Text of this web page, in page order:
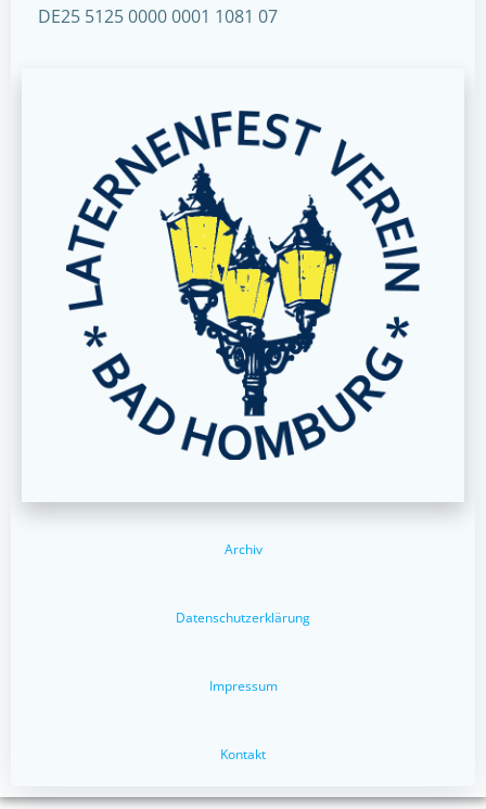
DE25 5125 0000 0001 1081 07
Archiv
Datenschutzerklärung
Impressum
Kontakt